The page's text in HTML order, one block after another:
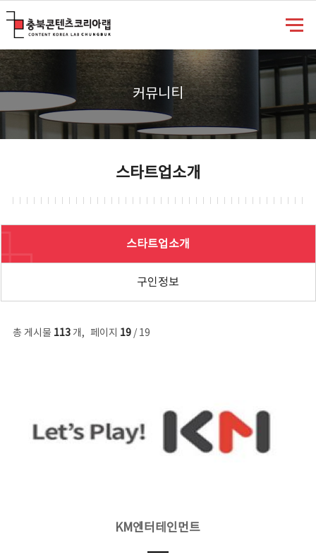
커뮤니티
스타트업소개
스타트업소개
구인정보
총 게시물 113개, 페이지 19/ 19
KM엔터테인먼트